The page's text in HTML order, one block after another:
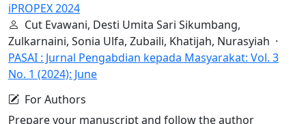
iPROPEX 2024
Cut Evawani, Desti Umita Sari Sikumbang,
Zulkarnaini, Sonia Ulfa, Zubaili, Khatijah, Nurasyiah ·
PASAI : Jurnal Pengabdian kepada Masyarakat: Vol. 3
No. 1 (2024): June
For Authors
Prepare your manuscript and follow the author